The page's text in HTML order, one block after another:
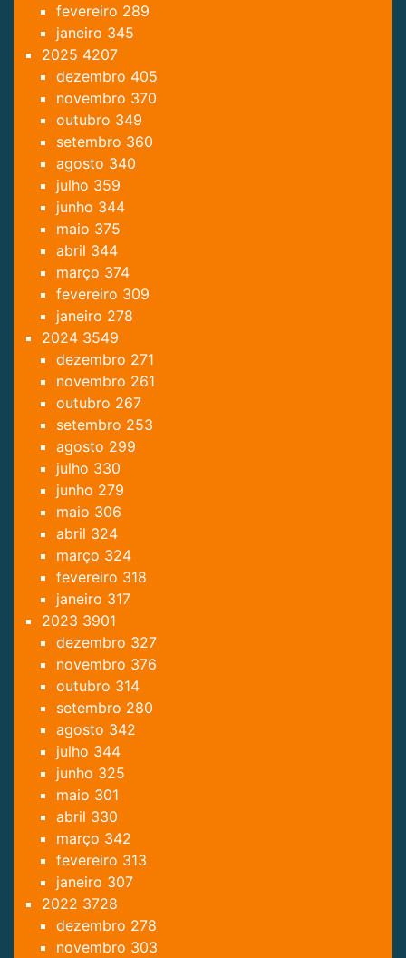
fevereiro 289
janeiro 345
2025 4207
dezembro 405
novembro 370
outubro 349
setembro 360
agosto 340
julho 359
junho 344
maio 375
abril 344
março 374
fevereiro 309
janeiro 278
2024 3549
dezembro 271
novembro 261
outubro 267
setembro 253
agosto 299
julho 330
junho 279
maio 306
abril 324
março 324
fevereiro 318
janeiro 317
2023 3901
dezembro 327
novembro 376
outubro 314
setembro 280
agosto 342
julho 344
junho 325
maio 301
abril 330
março 342
fevereiro 313
janeiro 307
2022 3728
dezembro 278
novembro 303